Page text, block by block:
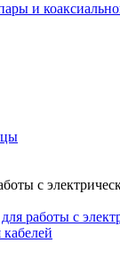
и
с
работы с